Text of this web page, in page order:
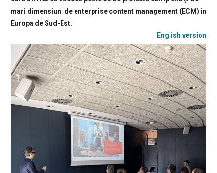
mari dimensiuni de enterprise content management (ECM) în
Europa de Sud-Est.
English version